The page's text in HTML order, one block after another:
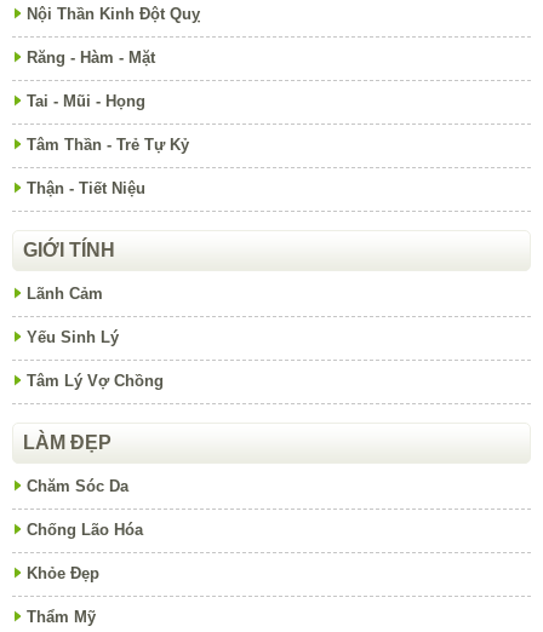
Nội Thần Kinh Đột Quỵ
Răng - Hàm - Mặt
Tai - Mũi - Họng
Tâm Thần - Trẻ Tự Kỷ
Thận - Tiết Niệu
GIỚI TÍNH
Lãnh Cảm
Yếu Sinh Lý
Tâm Lý Vợ Chồng
LÀM ĐẸP
Chăm Sóc Da
Chống Lão Hóa
Khỏe Đẹp
Thẩm Mỹ